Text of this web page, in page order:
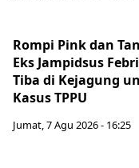
Rompi Pink dan
Eks Jampidsus
Tiba di Kejagung
Kasus TPPU
Jumat, 7 Agu 2026 - 16:25